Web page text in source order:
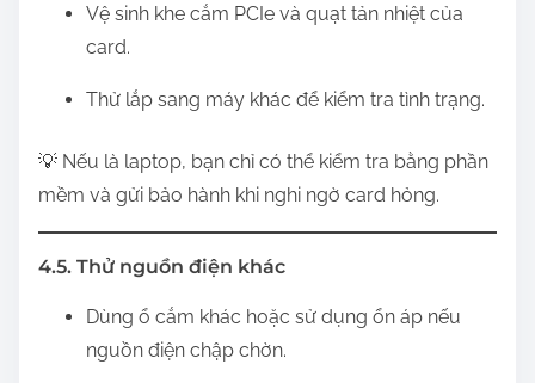
Vệ sinh khe cắm PCIe và quạt tản nhiệt của
card.
Thử lắp sang máy khác để kiểm tra tình trạng.
💡 Nếu là laptop, bạn chỉ có thể kiểm tra bằng phần
mềm và gửi bảo hành khi nghi ngờ card hỏng.
4.5. Thử nguồn điện khác
Dùng ổ cắm khác hoặc sử dụng ổn áp nếu
nguồn điện chập chờn.